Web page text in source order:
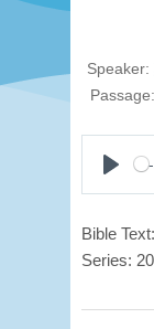
Speaker:
Passage:
Play
Bible
Series: